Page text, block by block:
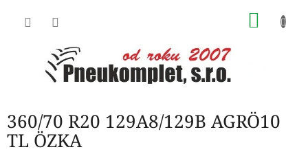
360/70 R20 129A8/129B AGRÖ10
TL ÖZKA